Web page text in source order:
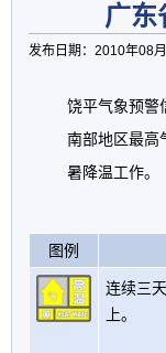
广东
发布日期：2010年08
饶平气象预警
南部地区最高
暑降温工作。
图例
连续三
上。